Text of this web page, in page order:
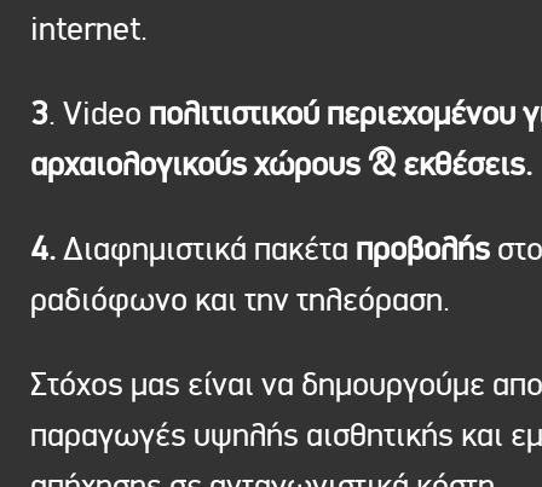
internet.
3. Video πολιτιστικού περιεχομένου
αρχαιολογικούς χώρους & εκθέσεις.
4.Διαφημιστικά πακέτα προβολής στο
ραδιόφωνο και την τηλεόραση.
Στόχος μας είναι να δημουργούμε
παραγωγές υψηλής αισθητικής και